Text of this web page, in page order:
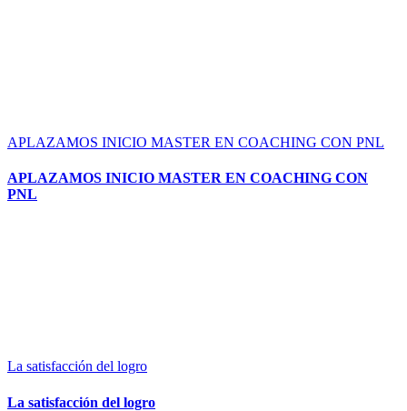
APLAZAMOS INICIO MASTER EN COACHING CON PNL
APLAZAMOS INICIO MASTER EN COACHING CON
PNL
La satisfacción del logro
La satisfacción del logro